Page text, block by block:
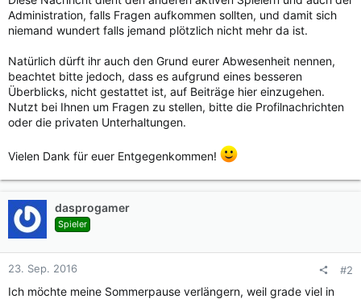
Administration, falls Fragen aufkommen sollten, und damit sich
niemand wundert falls jemand plötzlich nicht mehr da ist.
Natürlich dürft ihr auch den Grund eurer Abwesenheit nennen,
beachtet bitte jedoch, dass es aufgrund eines besseren
Überblicks, nicht gestattet ist, auf Beiträge hier einzugehen.
Nutzt bei Ihnen um Fragen zu stellen, bitte die Profilnachrichten
oder die privaten Unterhaltungen.
Vielen Dank für euer Entgegenkommen!
dasprogamer
Spieler
23. Sep. 2016 #2
Ich möchte meine Sommerpause verlängern, weil grade viel in